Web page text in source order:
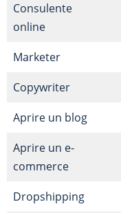
Consulente
online
Marketer
Copywriter
Aprire un blog
Aprire un e-
commerce
Dropshipping